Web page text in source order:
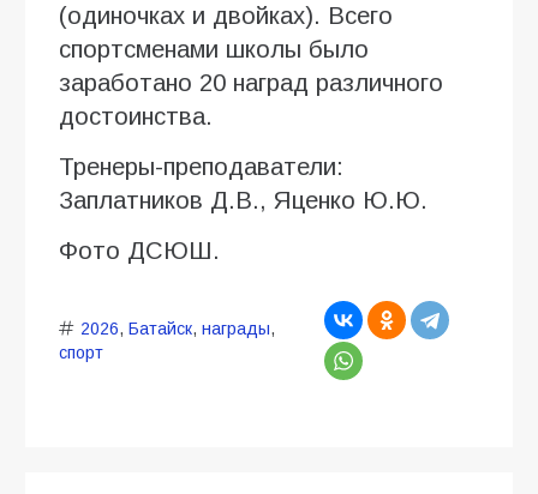
(одиночках и двойках). Всего
спортсменами школы было
заработано 20 наград различного
достоинства.
Тренеры-преподаватели:
Заплатников Д.В., Яценко Ю.Ю.
Фото ДСЮШ.
2026, Батайск, награды,
спорт